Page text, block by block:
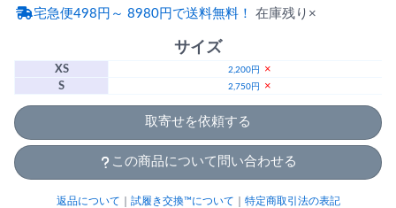
宅急便498円～ 8980円で送料無料！ 在庫残り×
サイズ
XS 2,200円
×
S
2,750円 ×
取寄せを依頼する
この商品について問い合わせる
返品について 試履き交換™について 特定商取引法の表記